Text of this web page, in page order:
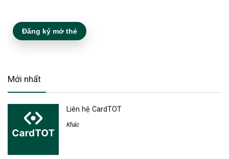
Đăng ký mở thẻ
Mới nhất
Liên hệ CardTOT
Khác